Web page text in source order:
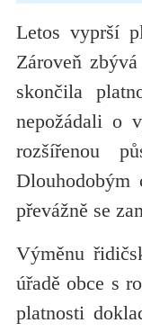
Letos vyprší
Zároveň
skončila
nepožádali o
rozšířenou
převážně se
Výměnu
úřadě obce s
platnosti